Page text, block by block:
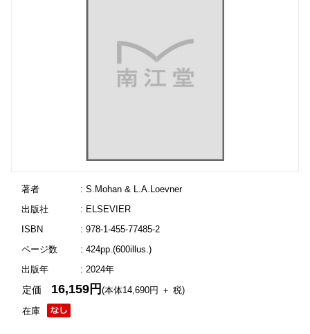
著者
: S.Mohan & L.A.Loevner
出版社
: ELSEVIER
ISBN
: 978-1-455-77485-2
ページ数
: 424pp.(600illus.)
出版年
: 2024年
在庫
定価 16,159円(本体14,690円 ＋ 税)